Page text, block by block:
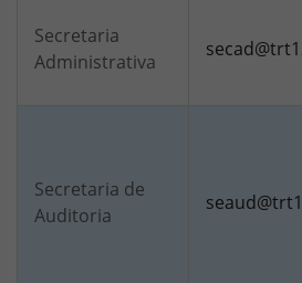
Secretaria
Administrativa
Secretaria de
Auditoria